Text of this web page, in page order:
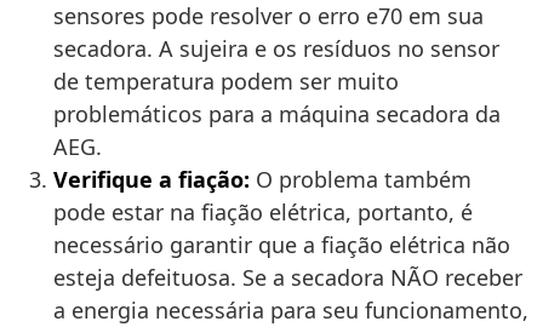
sensores pode resolver o erro e70 em sua
secadora. A sujeira e os resíduos no sensor
de temperatura podem ser muito
problemáticos para a máquina secadora da
AEG.
Verifique a fiação: O problema também
pode estar na fiação elétrica, portanto, é
necessário garantir que a fiação elétrica não
esteja defeituosa. Se a secadora NÃO receber
a energia necessária para seu funcionamento,